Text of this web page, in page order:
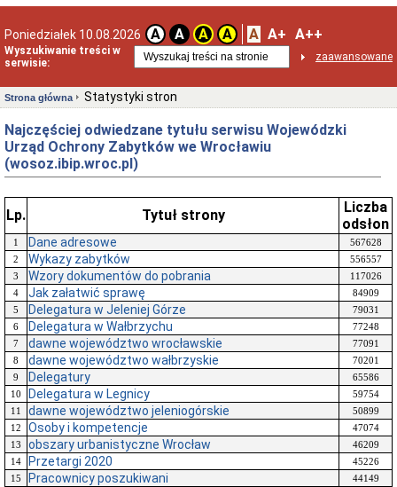
Poniedziałek 10.08.2026 A A A A A A+ A++
Wyszukiwanie treści w
serwisie:
zaawansowane
Strona główna Statystyki stron
Najczęściej odwiedzane tytułu serwisu Wojewódzki
Urząd Ochrony Zabytków we Wrocławiu
(wosoz.ibip.wroc.pl)
Lp. Tytuł strony
Liczba
odsłon
1 Dane adresowe
567628
2
Wykazy zabytków
556557
3
Wzory dokumentów do pobrania
117026
4
Jak załatwić sprawę
84909
5
Delegatura w Jeleniej Górze
79031
6
Delegatura w Wałbrzychu
77248
7
dawne województwo wrocławskie
77091
8
dawne województwo wałbrzyskie
70201
9
Delegatury
65586
10
Delegatura w Legnicy
59754
11
dawne województwo jeleniogórskie
50899
12
Osoby i kompetencje
47074
13
obszary urbanistyczne Wrocław
46209
14
Przetargi 2020
45226
15
Pracownicy poszukiwani
44149